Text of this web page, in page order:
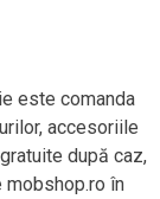
este comanda
accesoriile
după caz,
în